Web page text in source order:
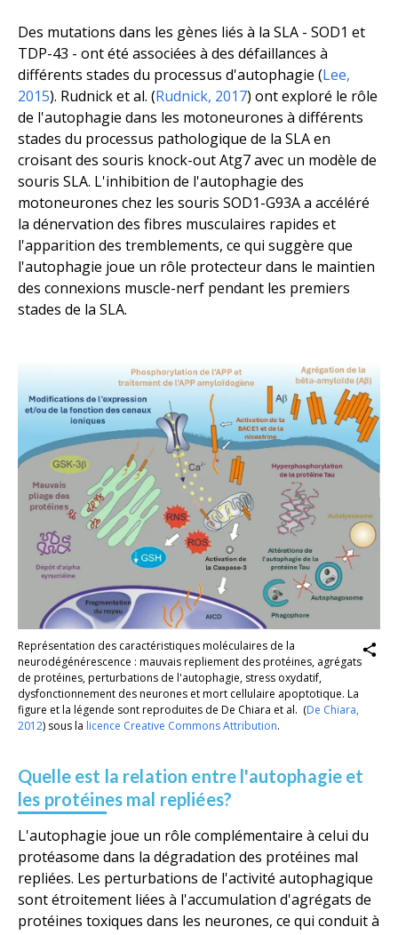
Des mutations dans les gènes liés à la SLA - SOD1 et
TDP-43 - ont été associées à des défaillances à
différents stades du processus d'autophagie (Lee,
2015). Rudnick et al. (Rudnick, 2017) ont exploré le rôle
de l'autophagie dans les motoneurones à différents
stades du processus pathologique de la SLA en
croisant des souris knock-outAtg7avec un modèle de
souris SLA. L'inhibition de l'autophagie des
motoneurones chez les souris SOD1-G93A a accéléré
la dénervation des fibres musculaires rapides et
l'apparition des tremblements, ce qui suggère que
l'autophagie joue un rôle protecteur dans le maintien
des connexions muscle-nerf pendant les premiers
stades de la SLA.
Représentation des caractéristiques moléculaires de la
neurodégénérescence : mauvais repliement des protéines, agrégats
de protéines, perturbations de l'autophagie, stress oxydatif,
dysfonctionnement des neurones et mort cellulaire apoptotique. La
figure et la légende sont reproduites de De Chiara et al. (De Chiara,
2012) sous la licence Creative Commons Attribution.
Quelle est la relation entre l'autophagie et
les protéines mal repliées?
L'autophagie joue un rôle complémentaire à celui du
protéasome dans la dégradation des protéines mal
repliées. Les perturbations de l'activité autophagique
sont étroitement liées à l'accumulation d'agrégats de
protéines toxiques dans les neurones, ce qui conduit à